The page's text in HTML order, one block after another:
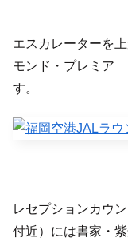
エスカレーターを
モンド・プレミア
す。
レセプションカウ
付近）には書家・